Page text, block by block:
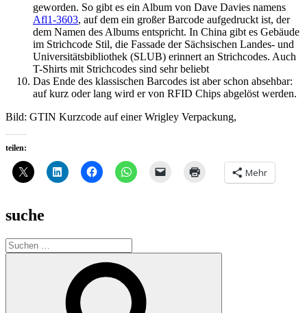
geworden. So gibt es ein Album von Dave Davies namens
Afl1-3603, auf dem ein großer Barcode aufgedruckt ist, der
dem Namen des Albums entspricht. In China gibt es Gebäude
im Strichcode Stil, die Fassade der Sächsischen Landes- und
Universitätsbibliothek (SLUB) erinnert an Strichcodes. Auch
T-Shirts mit Strichcodes sind sehr beliebt
Das Ende des klassischen Barcodes ist aber schon absehbar:
auf kurz oder lang wird er von RFID Chips abgelöst werden.
Bild: GTIN Kurzcode auf einer Wrigley Verpackung,
teilen:
Mehr
suche
Suche
nach: